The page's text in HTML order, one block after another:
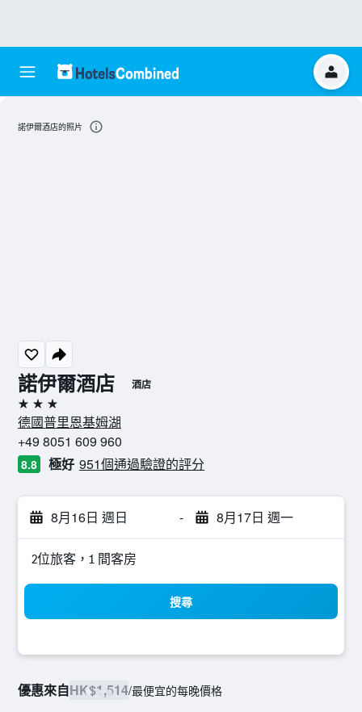
諾伊爾酒店 酒店
3星級
德國普里恩基姆湖
+49 8051 609 960
8.8 極好 951個通過驗證的評分
8月16日 週日 - 8月17日 週一
2位旅客，1 間客房
搜尋
優惠來自HK$1,514/最便宜的每晚價格
諾伊爾酒店的照片